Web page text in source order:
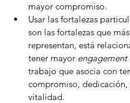
mayor compromiso.
Usar las fortalezas
son las fortalezas que
representan, está
tener mayor engagement
trabajo que asocia con
compromiso, dedicación,
vitalidad.